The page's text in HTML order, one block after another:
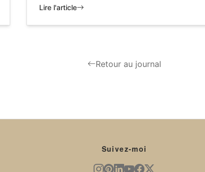
Lire l'article
Retour au journal
Suivez-moi